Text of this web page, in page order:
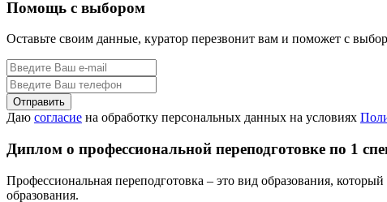
Помощь с выбором
Оставьте своим данные, куратор перезвонит вам и поможет с
Даю согласие на обработку персональных данных на условиях
Диплом о профессиональной переподготовке по 1
Профессиональная переподготовка – это вид образования,
образования.